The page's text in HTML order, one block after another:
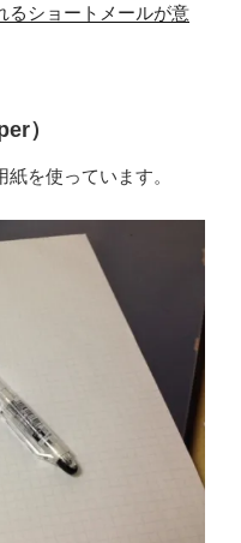
るショートメールが意
）
を使っています。